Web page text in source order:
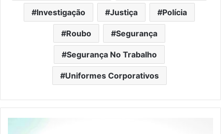
Investigação Justiça Polícia
Roubo Segurança
Segurança No Trabalho
Uniformes Corporativos